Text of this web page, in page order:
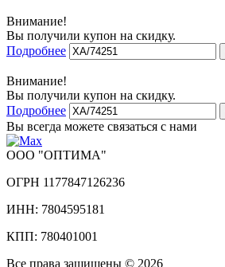
Внимание!
Вы получили купон на скидку.
Подробнее
Внимание!
Вы получили купон на скидку.
Подробнее
Вы всегда можете связаться с нами
ООО "ОПТИМА"
ОГРН 1177847126236
ИНН: 7804595181
КПП: 780401001
Все права защищены © 2026